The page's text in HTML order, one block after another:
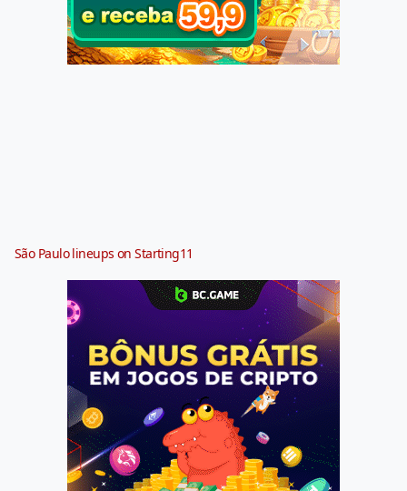
São Paulo lineups on Starting11